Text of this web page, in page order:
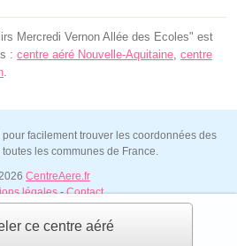
ce centre aéré
Mercredi Vernon Allée des Ecoles" est
: centre aéré Nouvelle-Aquitaine, centre
.
facilement trouver les coordonnées des
les communes de France.
CentreAere.fr
légales-Contact